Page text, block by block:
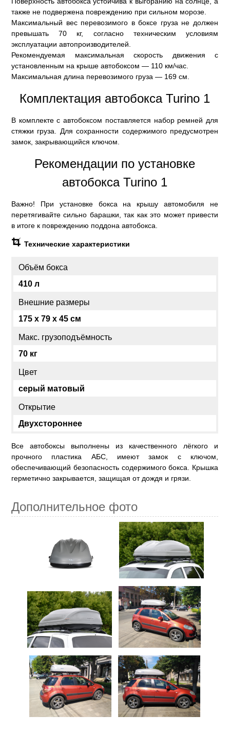
также не подвержена повреждению при сильном морозе.
Максимальный вес перевозимого в боксе груза не должен
превышать 70 кг, согласно техническим условиям
эксплуатации автопроизводителей.
Рекомендуемая максимальная скорость движения с
установленным на крыше автобоксом — 110 км/час.
Максимальная длина перевозимого груза — 169 см.
Комплектация автобокса Turino 1
В комплекте с автобоксом поставляется набор ремней для
стяжки груза. Для сохранности содержимого предусмотрен
замок, закрывающийся ключом.
Рекомендации по установке
автобокса Turino 1
Важно! При установке бокса на крышу автомобиля не
перетягивайте сильно барашки, так как это может привести
в итоге к повреждению поддона автобокса.
Технические характеристики
Объём бокса
410 л
Внешние размеры
175 x 79 x 45 см
Макс. грузоподъёмность
70 кг
Цвет
серый матовый
Открытие
Двухстороннее
Все автобоксы выполнены из качественного лёгкого и
прочного пластика АБС, имеют замок с ключом,
обеспечивающий безопасность содержимого бокса. Крышка
герметично закрывается, защищая от дождя и грязи.
Дополнительное фото